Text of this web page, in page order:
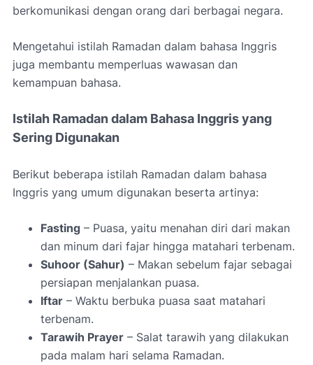
berkomunikasi dengan orang dari berbagai negara.
Mengetahui istilah Ramadan dalam bahasa Inggris
juga membantu memperluas wawasan dan
kemampuan bahasa.
Istilah Ramadan dalam Bahasa Inggris yang
Sering Digunakan
Berikut beberapa istilah Ramadan dalam bahasa
Inggris yang umum digunakan beserta artinya:
Fasting – Puasa, yaitu menahan diri dari makan
dan minum dari fajar hingga matahari terbenam.
Suhoor (Sahur) – Makan sebelum fajar sebagai
persiapan menjalankan puasa.
Iftar – Waktu berbuka puasa saat matahari
terbenam.
Tarawih Prayer – Salat tarawih yang dilakukan
pada malam hari selama Ramadan.